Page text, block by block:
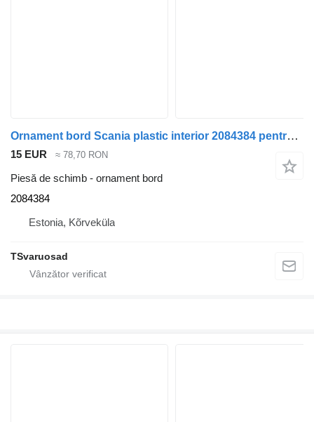
Ornament bord Scania plastic interior 2084384 pentru camion Scania R500
15 EUR ≈ 78,70 RON
Piesă de schimb - ornament bord
2084384
Estonia, Kõrveküla
TSvaruosad